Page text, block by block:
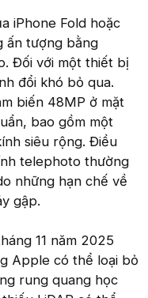
iPhone Fold hoặc
ấn tượng bằng
Đối với một thiết bị
đổi khó bỏ qua.
biến 48MP ở mặt
bao gồm một
siêu rộng. Điều
telephoto thường
những hạn chế về
gập.
11 năm 2025
Apple có thể loại bỏ
rung quang học